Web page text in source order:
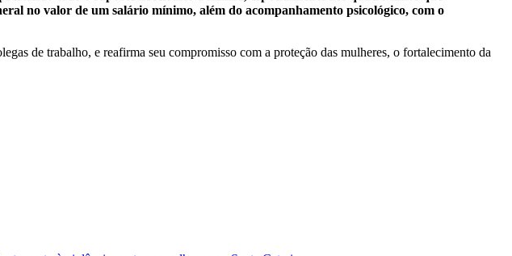
no valor de um salário mínimo, além do acompanhamento psicológico, com o
de trabalho, e reafirma seu compromisso com a proteção das mulheres, o fortalecimento da